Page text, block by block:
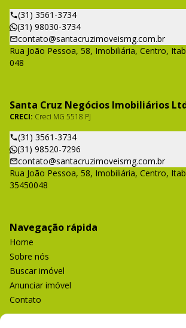
(31) 3561-3734
(31) 98030-3734
contato@santacruzimoveismg.com.br
Rua João Pessoa, 58, Imobiliária, Centro,
048
Santa Cruz Negócios Imobiliários
CRECI: Creci MG 5518 PJ
(31) 3561-3734
(31) 98520-7296
contato@santacruzimoveismg.com.br
Rua João Pessoa, 58, Imobiliária, Centro,
35450048
Navegação rápida
Home
Sobre nós
Buscar imóvel
Anunciar imóvel
Contato